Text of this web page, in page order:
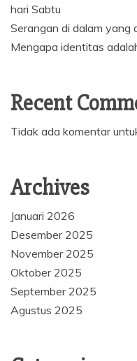
hari Sabtu
Serangan di dalam yang
Mengapa identitas
Recent
Tidak ada komentar
Archives
Januari 2026
Desember 2025
November 2025
Oktober 2025
September 2025
Agustus 2025